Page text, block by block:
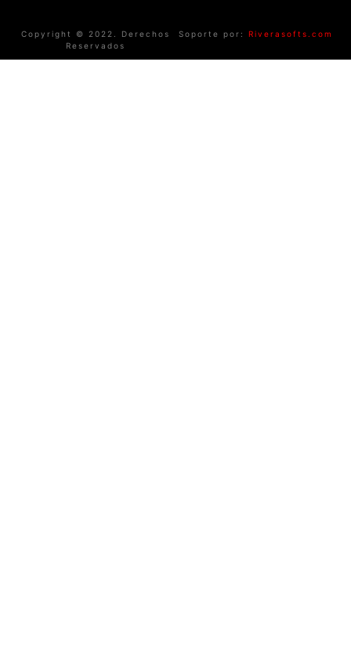
Copyright © 2022. Derechos
Reservados
Soporte por: Riverasofts.com